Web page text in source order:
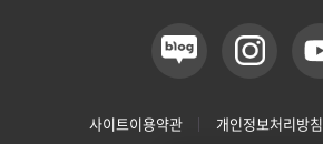
사이트이용약관 개인정보처리방침